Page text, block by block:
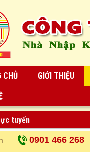
CHỦ GIỚI THIỆU
tuyến
0901 466 268